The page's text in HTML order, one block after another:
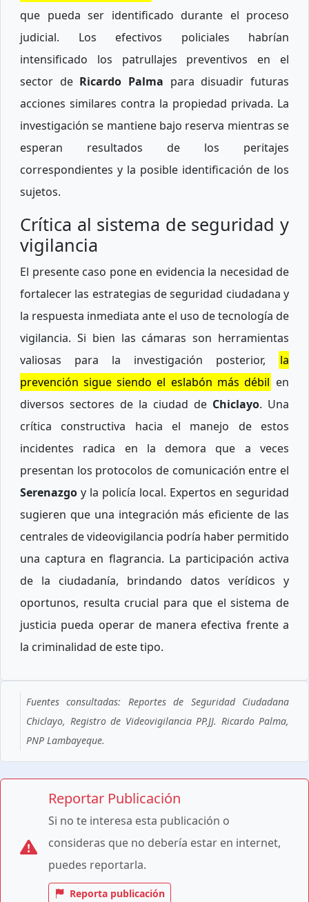
que pueda ser identificado durante el proceso
judicial. Los efectivos policiales habrían
intensificado los patrullajes preventivos en el
sector de Ricardo Palma para disuadir futuras
acciones similares contra la propiedad privada. La
investigación se mantiene bajo reserva mientras se
esperan resultados de los peritajes
correspondientes y la posible identificación de los
sujetos.
Crítica al sistema de seguridad y
vigilancia
El presente caso pone en evidencia la necesidad de
fortalecer las estrategias de seguridad ciudadana y
la respuesta inmediata ante el uso de tecnología de
vigilancia. Si bien las cámaras son herramientas
valiosas para la investigación posterior,
la
prevención sigue siendo el eslabón más débil en
diversos sectores de la ciudad de Chiclayo. Una
crítica constructiva hacia el manejo de estos
incidentes radica en la demora que a veces
presentan los protocolos de comunicación entre el
Serenazgo y la policía local. Expertos en seguridad
sugieren que una integración más eficiente de las
centrales de videovigilancia podría haber permitido
una captura en flagrancia. La participación activa
de la ciudadanía, brindando datos verídicos y
oportunos, resulta crucial para que el sistema de
justicia pueda operar de manera efectiva frente a
la criminalidad de este tipo.
Fuentes consultadas: Reportes de Seguridad Ciudadana
Chiclayo, Registro de Videovigilancia PP.JJ. Ricardo Palma,
PNP Lambayeque.
Reportar Publicación
Si no te interesa esta publicación o
consideras que no debería estar en internet,
puedes reportarla.
Reporta publicación